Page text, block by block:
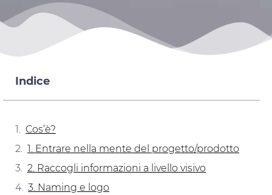
Indice
Cos’è?
1. Entrare nella mente del progetto/prodotto
2. Raccogli informazioni a livello visivo
3. Naming e logo